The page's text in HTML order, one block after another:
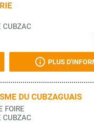
CUBZAC
PLUS
DU CUBZAGUAIS
FOIRE
CUBZAC